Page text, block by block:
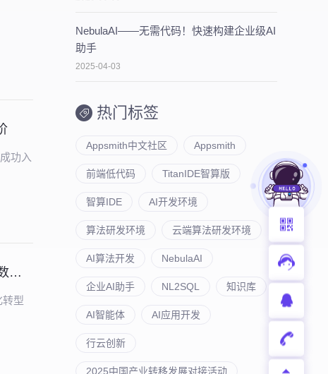
功入
行云创新正式加入工业知识联盟，以 “云原生 + AI” 双引擎赋能工业数智化转型
型
NebulaAI——无需代码！快速构建企业级AI
助手
2025-04-03
热门标签
Appsmith中文社区 Appsmith
前端低代码 TitanIDE智算版
智算IDE AI开发环境
算法研发环境 云端算法研发环境
AI算法开发 NebulaAI
企业AI助手 NL2SQL 知识库
AI智能体 AI应用开发
行云创新
2025中国产业转移发展对接活动